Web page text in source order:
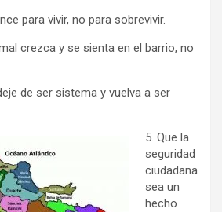
para vivir, no para sobrevivir.
crezca y se sienta en el barrio, no
de ser sistema y vuelva a ser
5. Que la
seguridad
ciudadana
sea un
hecho